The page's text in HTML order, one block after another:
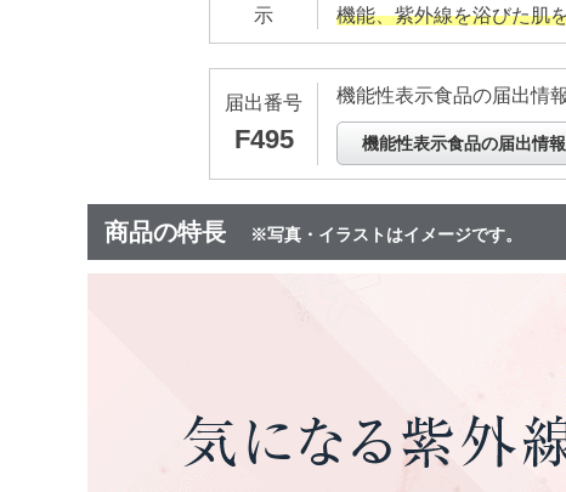
示
機能、紫外線を浴びた肌
届出番号
F495
機能性表示食品の届出情
機能性表示食品の届出情報
商品の特長 ※写真・イラストはイメージです。